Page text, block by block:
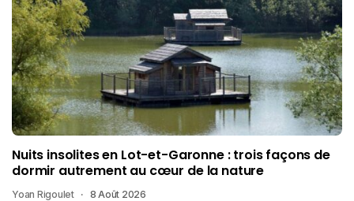
Nuits insolites en Lot-et-Garonne : trois façons de
dormir autrement au cœur de la nature
Yoan Rigoulet 8 Août 2026